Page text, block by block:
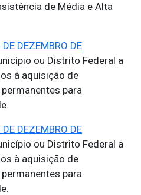
de Média e Alta
DEZEMBRO DE
ou Distrito Federal a
à aquisição de
para
DEZEMBRO DE
ou Distrito Federal a
à aquisição de
para